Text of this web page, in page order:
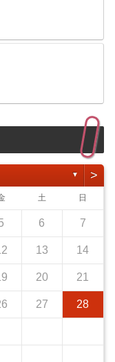
▼ >
土 日
6 7
13 14
20 21
27 28